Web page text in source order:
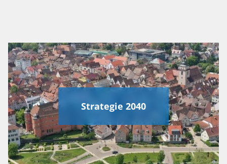
Strategie 2040